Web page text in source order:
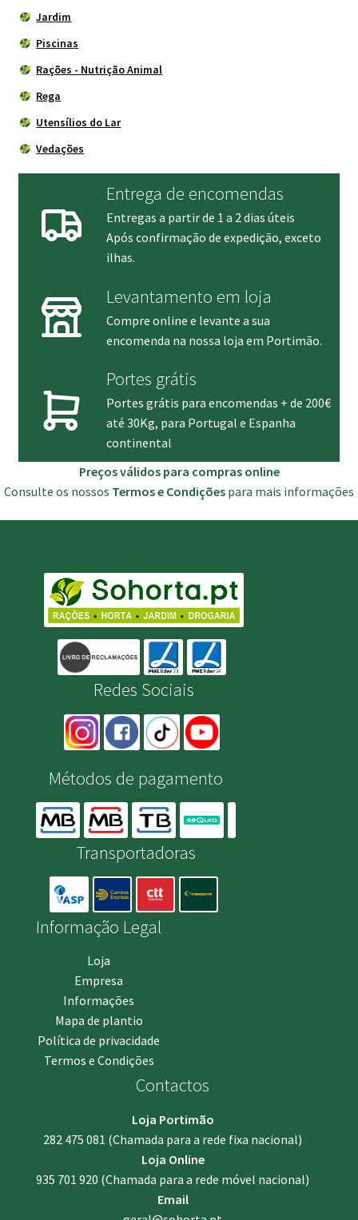
Jardim
Piscinas
Rações - Nutrição Animal
Rega
Utensílios do Lar
Vedações
Entrega de encomendas
Entregas a partir de 1 a 2 dias úteis
Após confirmação de expedição, exceto
ilhas.
Levantamento em loja
Compre online e levante a sua
encomenda na nossa loja em Portimão.
Portes grátis
Portes grátis para encomendas + de 200€
até 30Kg, para Portugal e Espanha
continental
Preços válidos para compras online
Consulte os nossos Termos e Condições para mais informações
Redes Sociais
Métodos de pagamento
Transportadoras
Informação Legal
Loja
Empresa
Informações
Mapa de plantio
Política de privacidade
Termos e Condições
Contactos
Loja Portimão
282 475 081 (Chamada para a rede fixa nacional)
Loja Online
935 701 920 (Chamada para a rede móvel nacional)
Email